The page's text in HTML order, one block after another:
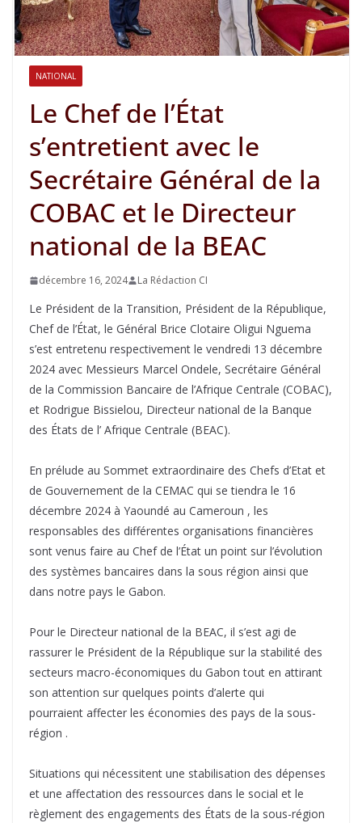
NATIONAL
Le Chef de l’État
s’entretient avec le
Secrétaire Général de la
COBAC et le Directeur
national de la BEAC
décembre 16, 2024 La Rédaction CI
Le Président de la Transition, Président de la République,
Chef de l’État, le Général Brice Clotaire Oligui Nguema
s’est entretenu respectivement le vendredi 13 décembre
2024 avec Messieurs Marcel Ondele, Secrétaire Général
de la Commission Bancaire de l’Afrique Centrale (COBAC),
et Rodrigue Bissielou, Directeur national de la Banque
des États de l’ Afrique Centrale (BEAC).
En prélude au Sommet extraordinaire des Chefs d’Etat et
de Gouvernement de la CEMAC qui se tiendra le 16
décembre 2024 à Yaoundé au Cameroun , les
responsables des différentes organisations financières
sont venus faire au Chef de l’État un point sur l’évolution
des systèmes bancaires dans la sous région ainsi que
dans notre pays le Gabon.
Pour le Directeur national de la BEAC, il s’est agi de
rassurer le Président de la République sur la stabilité des
secteurs macro-économiques du Gabon tout en attirant
son attention sur quelques points d’alerte qui
pourraient affecter les économies des pays de la sous-
région .
Situations qui nécessitent une stabilisation des dépenses
et une affectation des ressources dans le social et le
règlement des engagements des États de la sous-région